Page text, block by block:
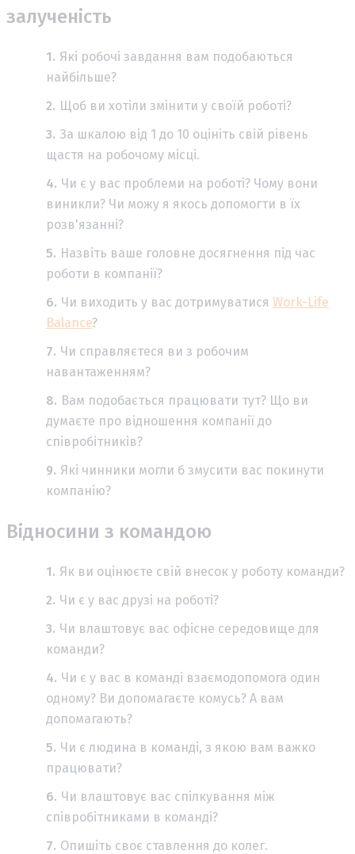
залученість
Які робочі завдання вам подобаються
найбільше?
Щоб ви хотіли змінити у своїй роботі?
За шкалою від 1 до 10 оцініть свій рівень
щастя на робочому місці.
Чи є у вас проблеми на роботі? Чому вони
виникли? Чи можу я якось допомогти в їх
розв'язанні?
Назвіть ваше головне досягнення під час
роботи в компанії?
Чи виходить у вас дотримуватися Work-Life
Balance?
Чи справляєтеся ви з робочим
навантаженням?
Вам подобається працювати тут? Що ви
думаєте про відношення компанії до
співробітників?
Які чинники могли б змусити вас покинути
компанію?
Відносини з командою
Як ви оцінюєте свій внесок у роботу команди?
Чи є у вас друзі на роботі?
Чи влаштовує вас офісне середовище для
команди?
Чи є у вас в команді взаємодопомога один
одному? Ви допомагаєте комусь? А вам
допомагають?
Чи є людина в команді, з якою вам важко
працювати?
Чи влаштовує вас спілкування між
співробітниками в команді?
Опишіть своє ставлення до колег.